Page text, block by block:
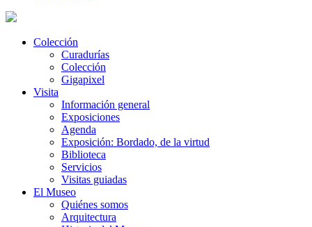
Colección
Curadurías
Colección
Gigapixel
Visita
Información general
Exposiciones
Agenda
Exposición: Bordado, de la virtud
Biblioteca
Servicios
Visitas guiadas
El Museo
Quiénes somos
Arquitectura